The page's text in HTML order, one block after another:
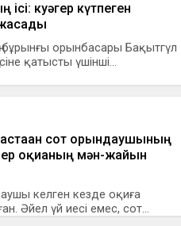
куәгер күтпеген
бұрынғы орынбасары Бақытгүл
қатысты үшінші...
сот орындаушының
оқиғаның мән-жайын
келген кезде оқиға
Әйел үй иесі емес, сот...